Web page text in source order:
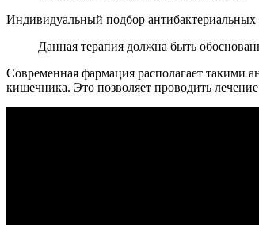
Индивидуальный подбор
Данная терапия должна быть
Современная фармация располагает такими
кишечника. Это позволяет проводить